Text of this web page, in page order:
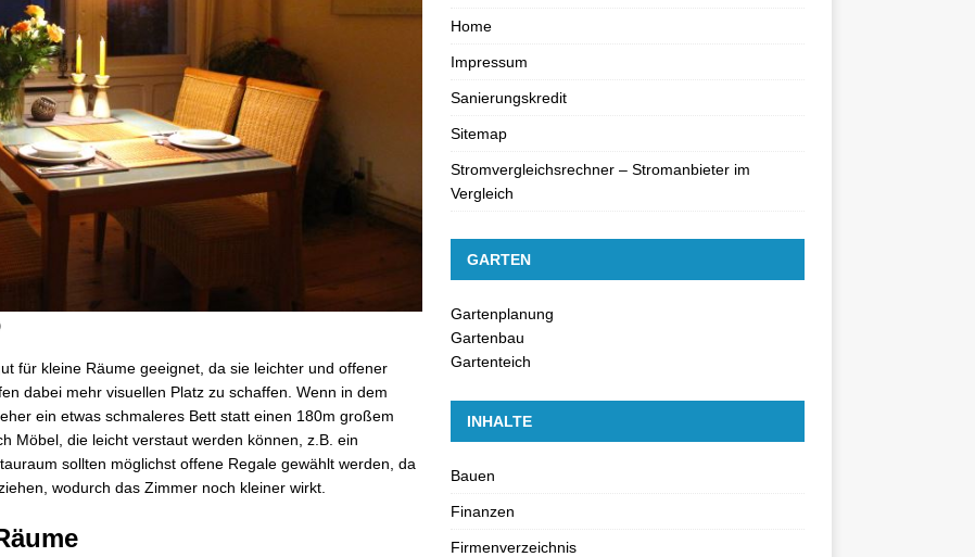
für kleine Räume geeignet, da sie leichter und offener
dabei mehr visuellen Platz zu schaffen. Wenn in dem
ein etwas schmaleres Bett statt einen 180m großem
Möbel, die leicht verstaut werden können, z.B. ein
sollten möglichst offene Regale gewählt werden, da
wodurch das Zimmer noch kleiner wirkt.
Home
Impressum
Sanierungskredit
Sitemap
Stromvergleichsrechner – Stromanbieter im
Vergleich
GARTEN
Gartenplanung
Gartenbau
Gartenteich
INHALTE
Bauen
Finanzen
Firmenverzeichnis